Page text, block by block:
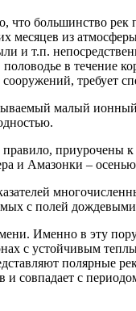
что большинство
месяцев из
и т.п.
в течение
требует
малый
приурочены
и Амазонки –
с полей
Именно в эту
с устойчивым
полярные
совпадает с